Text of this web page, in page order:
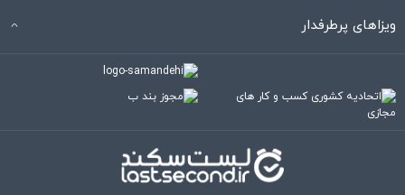
ویزاهای پرطرفدار